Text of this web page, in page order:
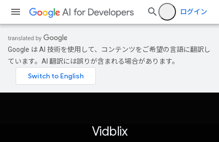
ログイン
Google は AI 技術を使用して、コンテンツをご希望の言語に翻訳し
ています。AI 翻訳には誤りが含まれる場合があります。
Vidblix